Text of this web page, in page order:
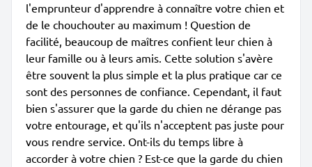
l'emprunteur d'apprendre à connaître votre chien et
de le chouchouter au maximum ! Question de
facilité, beaucoup de maîtres confient leur chien à
leur famille ou à leurs amis. Cette solution s'avère
être souvent la plus simple et la plus pratique car ce
sont des personnes de confiance. Cependant, il faut
bien s'assurer que la garde du chien ne dérange pas
votre entourage, et qu'ils n'acceptent pas juste pour
vous rendre service. Ont-ils du temps libre à
accorder à votre chien ? Est-ce que la garde du chien